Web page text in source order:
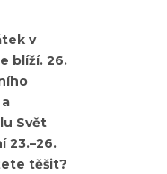
v
blíží. 26.
Svět
23.–26.
těšit?